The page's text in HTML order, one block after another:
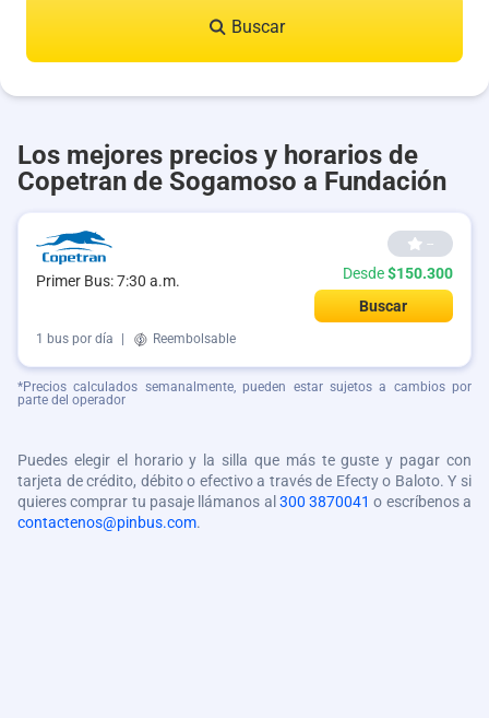
Buscar
Los mejores precios y horarios de
Copetran de Sogamoso a Fundación
Primer Bus: 7:30 a.m.
--
Desde$150.300
Buscar
1 bus por día Reembolsable
*Precios calculados semanalmente, pueden estar sujetos a cambios por
parte del operador
Puedes elegir el horario y la silla que más te guste y pagar con
tarjeta de crédito, débito o efectivo a través de Efecty o Baloto. Y si
quieres comprar tu pasaje llámanos al 300 3870041 o escríbenos a
contactenos@pinbus.com.